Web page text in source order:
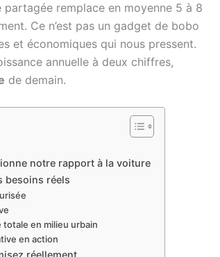
remplace en moyenne 5 à 8
Ce n’est pas un gadget de bobo
et économiques qui nous pressent.
annuelle à deux chiffres,
de demain.
notre rapport à la voiture
besoins réels
en milieu urbain
en action
réellement